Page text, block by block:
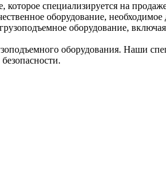
специализируется на
оборудование,
оборудование,
оборудования. Наши